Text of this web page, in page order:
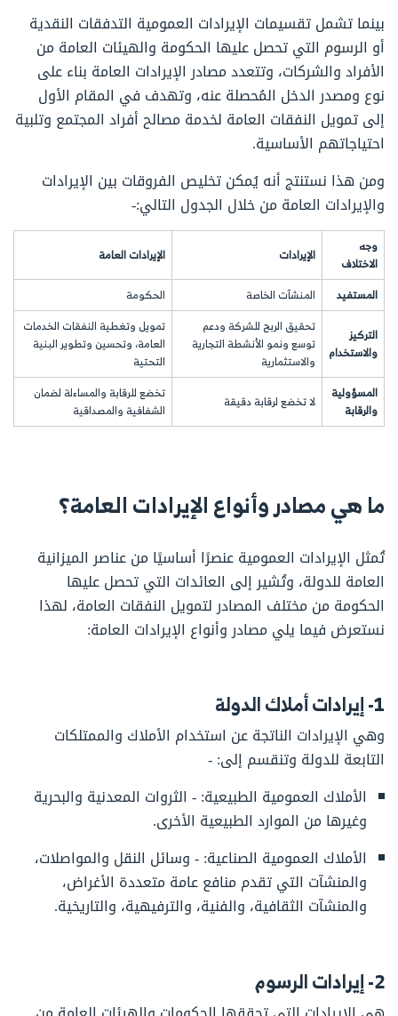
بينما تشمل تقسيمات الإيرادات العمومية التدفقات النقدية
أو الرسوم التي تحصل عليها الحكومة والهيئات العامة من
الأفراد والشركات، وتتعدد مصادر الإيرادات العامة بناء على
نوع ومصدر الدخل المُحصلة عنه، وتهدف في المقام الأول
إلى تمويل النفقات العامة لخدمة مصالح أفراد المجتمع وتلبية
احتياجاتهم الأساسية.
ومن هذا نستنتج أنه يُمكن تخليص الفروقات بين الإيرادات
والإيرادات العامة من خلال الجدول التالي:-
وجه
الاختلاف
الإيرادات الإيرادات العامة
المستفيد المنشآت الخاصة الحكومة
التركيز
والاستخدام
تحقيق الربح للشركة ودعم
توسع ونمو الأنشطة التجارية
والاستثمارية
تمويل وتغطية النفقات الخدمات
العامة، وتحسين وتطوير البنية
التحتية
المسؤولية
والرقابة
لا تخضع لرقابة دقيقة
تخضع للرقابة والمساءلة لضمان
الشفافية والمصداقية
ما هي مصادر وأنواع الإيرادات العامة؟
تُمثل الإيرادات العمومية عنصرًا أساسيًا من عناصر الميزانية
العامة للدولة، وتُشير إلى العائدات التي تحصل عليها
الحكومة من مختلف المصادر لتمويل النفقات العامة، لهذا
نستعرض فيما يلي مصادر وأنواع الإيرادات العامة:
1- إيرادات أملاك الدولة
وهي الإيرادات الناتجة عن استخدام الأملاك والممتلكات
التابعة للدولة وتنقسم إلى: -
الأملاك العمومية الطبيعية: - الثروات المعدنية والبحرية
وغيرها من الموارد الطبيعية الأخرى.
الأملاك العمومية الصناعية: - وسائل النقل والمواصلات،
والمنشآت التي تقدم منافع عامة متعددة الأغراض،
والمنشآت الثقافية، والفنية، والترفيهية، والتاريخية.
2- إيرادات الرسوم